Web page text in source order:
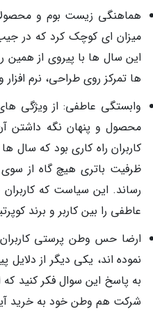
هماهنگی زیست بوم و
میزان ای کوچک کرد که در
این سال ها با پیروی از
ها تمرکز روی طراحی، نرم
وابستگی عاطفی: از ویژگی
محصول و پنهان نگه داشتن
کاربران راه کاری بود که سال
ظرفیت باتری هیچ گاه از سوی
رساند. این سیاست که
عاطفی را بین کاربر و برند
ارضا حس وطن پرستی کاربران
نموده اند، یکی دیگر از
به پاسخ این سوال فکر کنید
شرکت هم وطن خود به خرید